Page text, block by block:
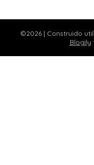
©2026 | Construido
Blogily